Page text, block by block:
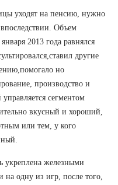
уходят на пенсию, нужно
Объем
2013 года равнялся
другие
но
производство и
сегментом
вкусный и хороший,
или тем, у кого
укреплена железными
одну из игр, после того,